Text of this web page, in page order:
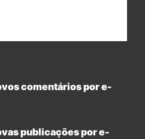
comentários por e-
publicações por e-